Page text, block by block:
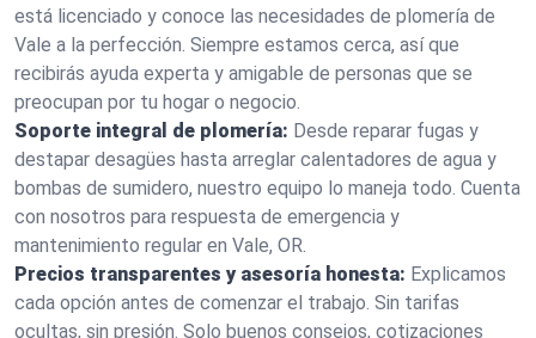
está licenciado y conoce las necesidades de plomería de
Vale a la perfección. Siempre estamos cerca, así que
recibirás ayuda experta y amigable de personas que se
preocupan por tu hogar o negocio.
Soporte integral de plomería: Desde reparar fugas y
destapar desagües hasta arreglar calentadores de agua y
bombas de sumidero, nuestro equipo lo maneja todo. Cuenta
con nosotros para respuesta de emergencia y
mantenimiento regular en Vale, OR.
Precios transparentes y asesoría honesta: Explicamos
cada opción antes de comenzar el trabajo. Sin tarifas
ocultas, sin presión. Solo buenos consejos, cotizaciones